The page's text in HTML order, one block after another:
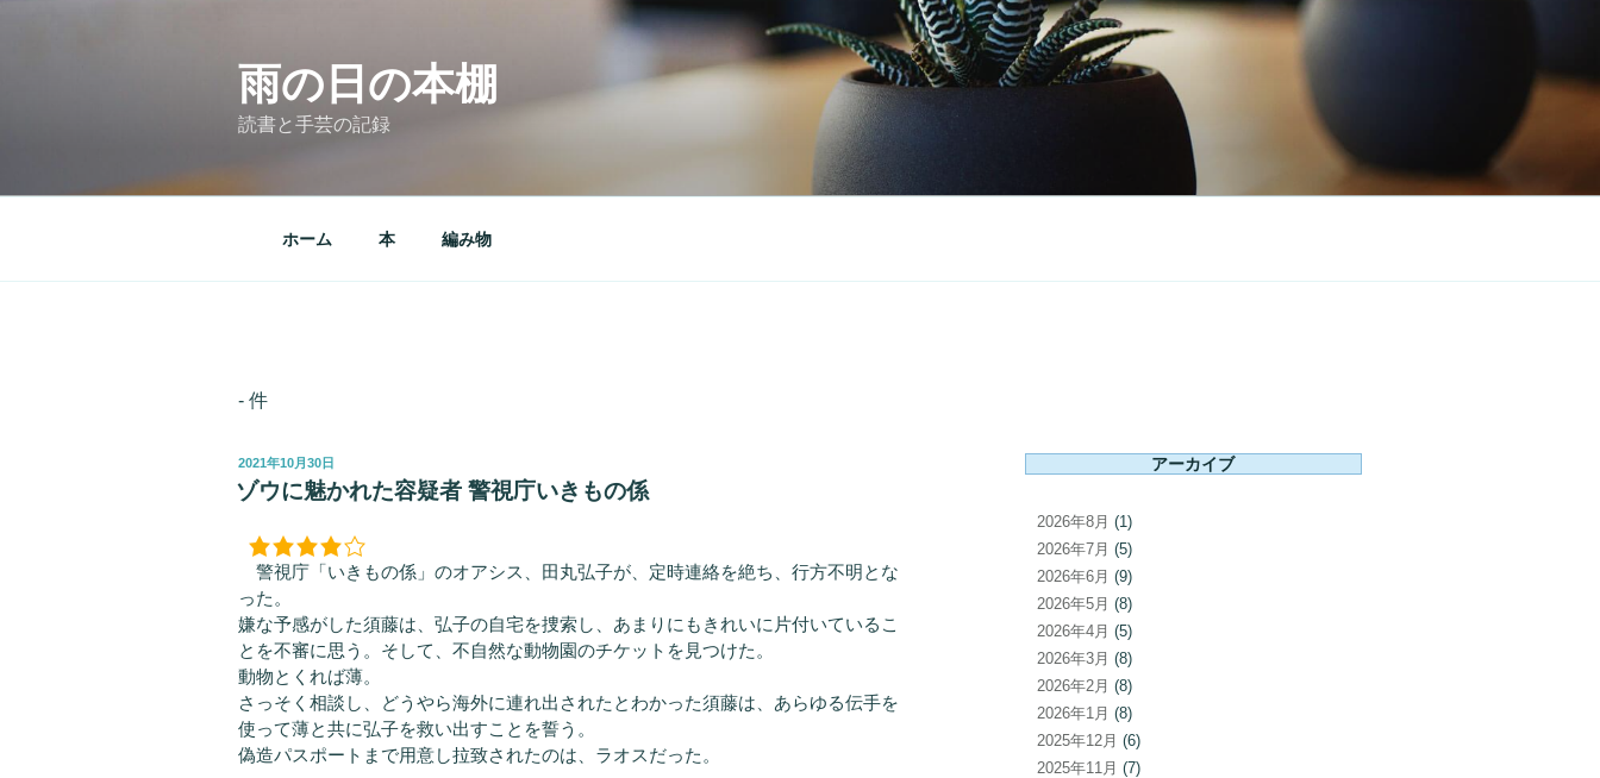
雨の日の本棚
読書と手芸の記録
ホーム 本 編み物
- 件
投
稿
日:
2021年10月30日
ゾウに魅かれた容疑者 警視庁いきもの係
警視庁「いきもの係」のオアシス、田丸弘子が、定時連絡を絶ち、行方不明とな
った。
嫌な予感がした須藤は、弘子の自宅を捜索し、あまりにもきれいに片付いているこ
とを不審に思う。そして、不自然な動物園のチケットを見つけた。
動物とくれば薄。
さっそく相談し、どうやら海外に連れ出されたとわかった須藤は、あらゆる伝手を
使って薄と共に弘子を救い出すことを誓う。
偽造パスポートまで用意し拉致されたのは、ラオスだった。
アーカイブ
2026年8月 (1)
2026年7月 (5)
2026年6月 (9)
2026年5月 (8)
2026年4月 (5)
2026年3月 (8)
2026年2月 (8)
2026年1月 (8)
2025年12月 (6)
2025年11月 (7)